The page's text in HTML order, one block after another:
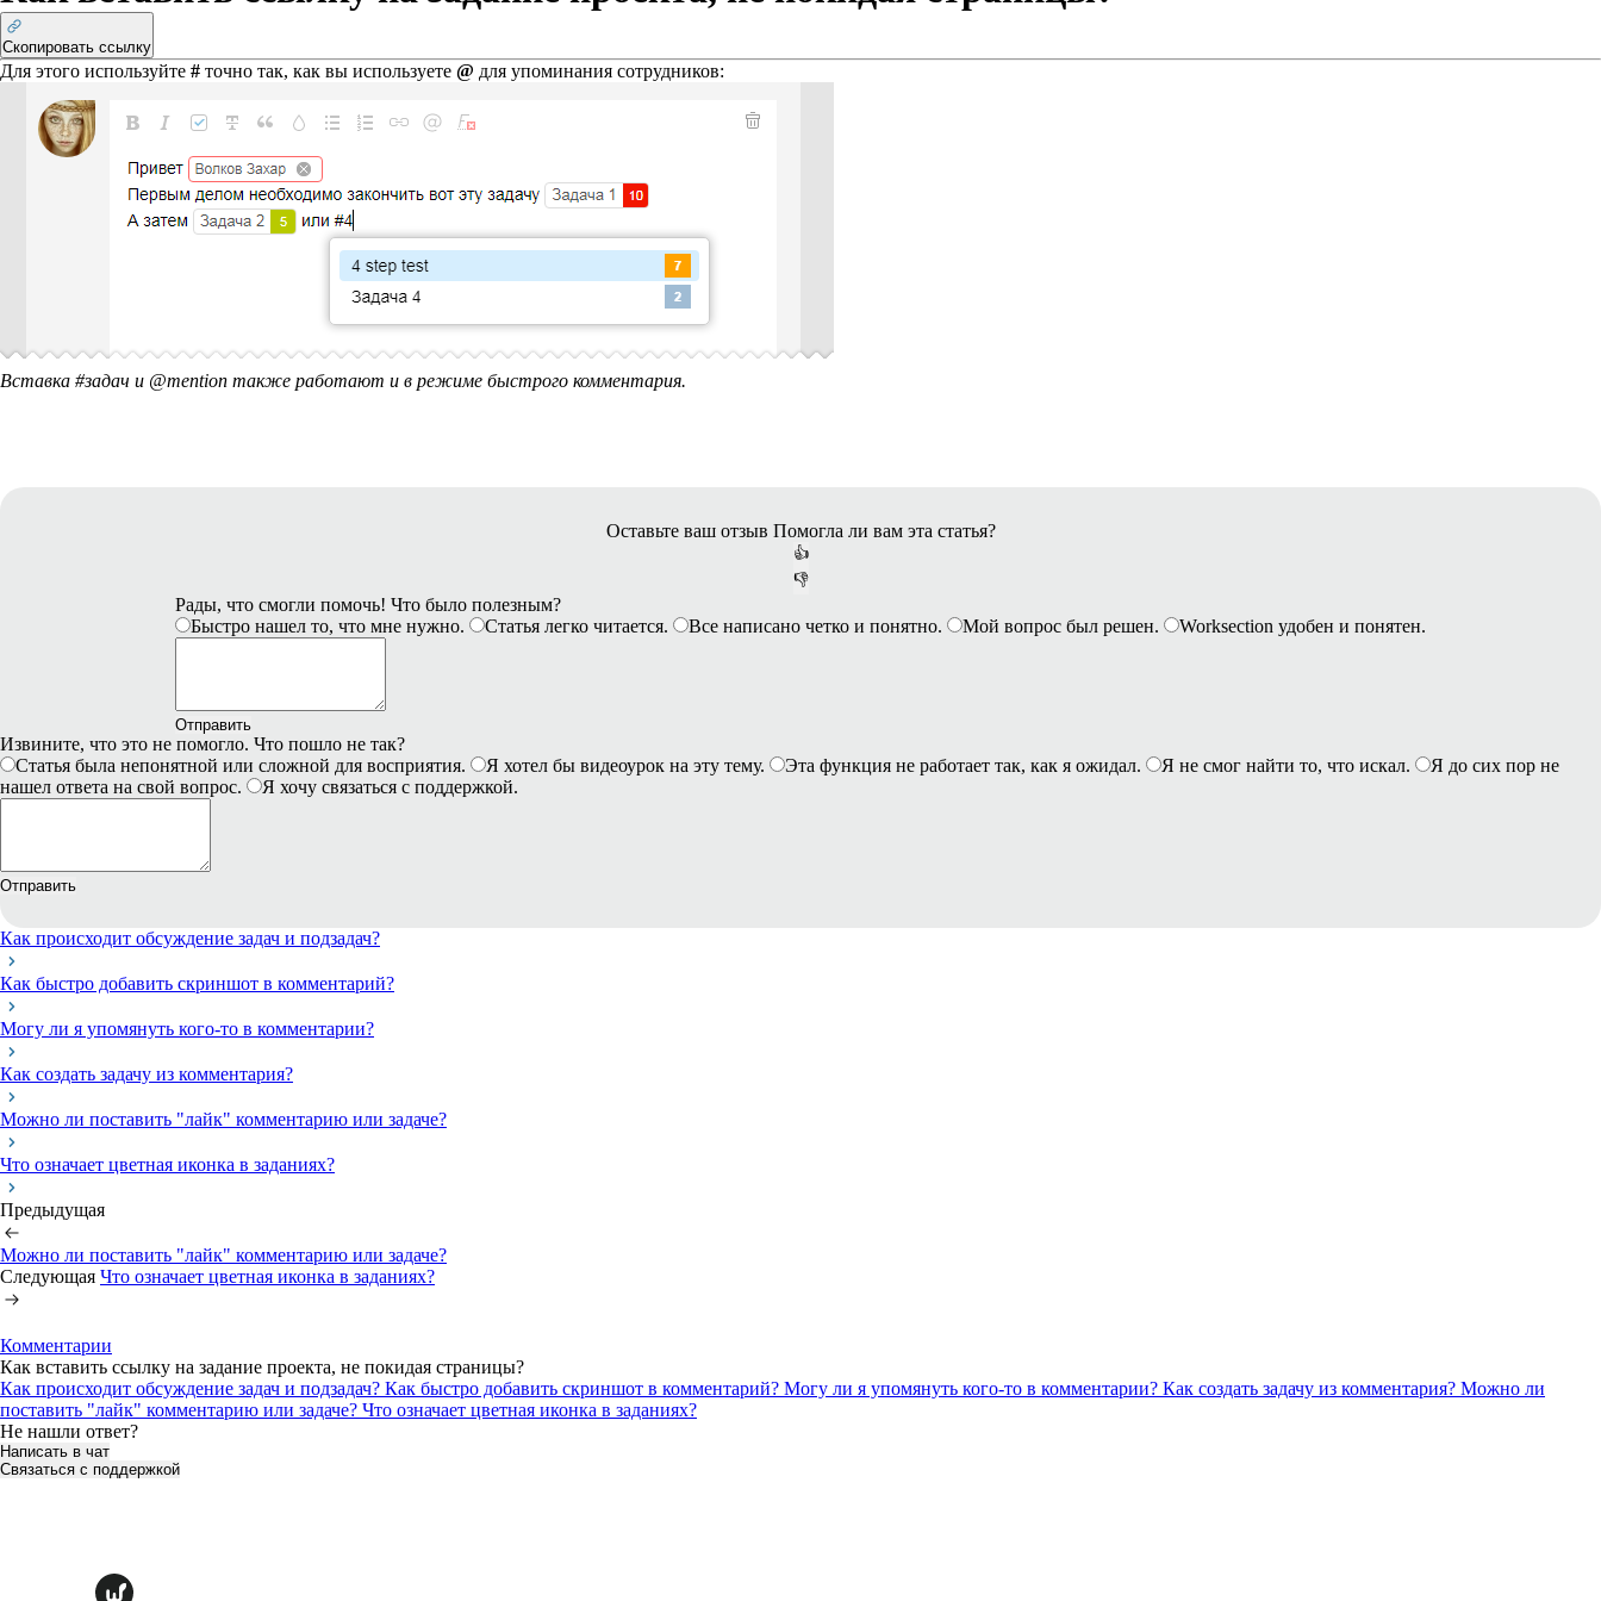
Скопировать ссылку
Для этого используйте # точно так, как вы используете @ для упоминания сотрудников:
Вставка #задач и @mention также работают и в режиме быстрого комментария.
Оставьте ваш отзыв Помогла ли вам эта статья?
👍
👎
Рады, что смогли помочь! Что было полезным?
Быстро нашел то, что мне нужно.
Статья легко читается. Все написано четко и понятно. Мой вопрос был решен. Worksection удобен и понятен.
Отправить
Извините, что это не помогло. Что пошло не так?
Статья была непонятной или сложной для восприятия.
Я хотел бы видеоурок на эту тему. Эта функция не работает так, как я ожидал. Я не смог найти то, что искал.
Я до сих пор не
нашел ответа на свой вопрос.
Я хочу связаться с поддержкой.
Отправить
Как происходит обсуждение задач и подзадач?
Как быстро добавить скриншот в комментарий?
Могу ли я упомянуть кого-то в комментарии?
Как создать задачу из комментария?
Можно ли поставить "лайк" комментарию или задаче?
Что означает цветная иконка в заданиях?
Предыдущая
Можно ли поставить "лайк" комментарию или задаче?
Следующая Что означает цветная иконка в заданиях?
Комментарии
Как вставить ссылку на задание проекта, не покидая страницы?
Как происходит обсуждение задач и подзадач? Как быстро добавить скриншот в комментарий? Могу ли я упомянуть кого-то в комментарии? Как создать задачу из комментария? Можно ли
поставить "лайк" комментарию или задаче? Что означает цветная иконка в заданиях?
Не нашли ответ?
Написать в чат
Связаться с поддержкой